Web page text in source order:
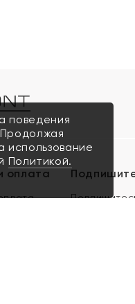
оплата
поведения
использование
Политикой.